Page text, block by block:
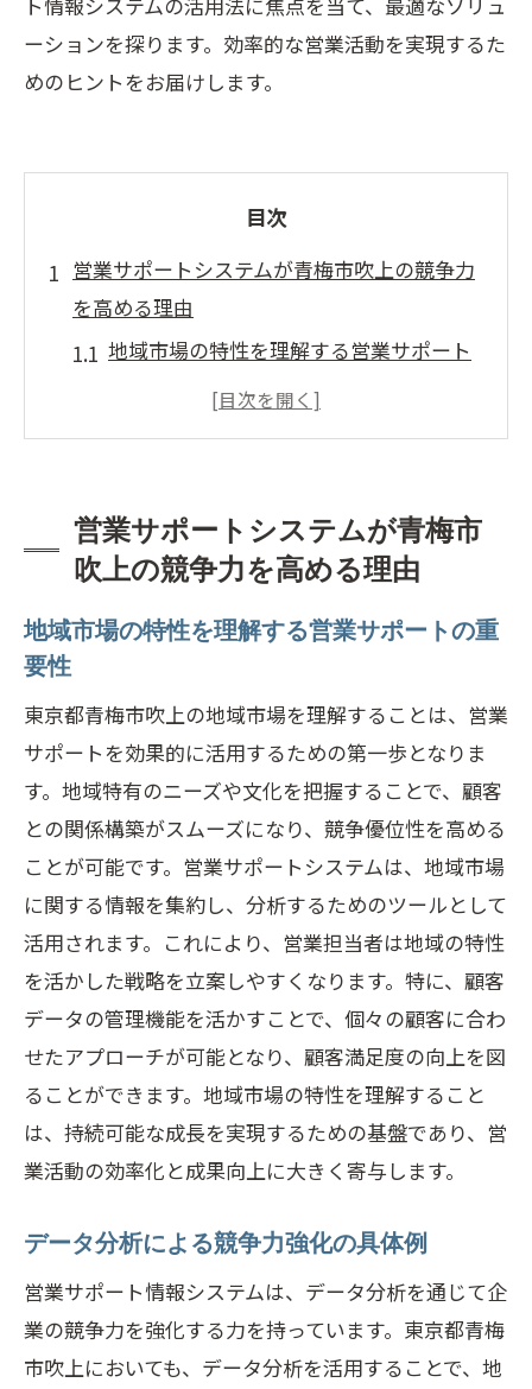
ーションを探ります。効率的な営業活動を実現するた
めのヒントをお届けします。
目次
営業サポートシステムが青梅市吹上の競争力
を高める理由
地域市場の特性を理解する営業サポート
データ分析による競争力強化の具体例
る方法
迅速な意思決定を支える情報システムの
役割
顧客ニーズに応える営業サポート戦略
テムの導入
顧客情報管理を最適化する営業サポートの活
用術
効率的な顧客データの収集と管理
CRMシステムを活用した顧客関係の深化
顧客満足度向上のための情報活用法
セグメンテーション戦略によるターゲッ
ト強化
最新技術を用いた顧客情報の保護と活用
営業サポートによるパーソナライズドサ
ービスの展開
青梅市吹上で営業サポートがもたらすコミュ
社内外の連携を強化するコミュニケーシ
ョンツール
リアルタイム情報共有で顧客対応を迅速
化
営業サポートシステムが青梅市
吹上の競争力を高める理由
地域市場の特性を理解する営業サポートの重
要性
東京都青梅市吹上の地域市場を理解することは、営業
サポートを効果的に活用するための第一歩となりま
す。地域特有のニーズや文化を把握することで、顧客
との関係構築がスムーズになり、競争優位性を高める
ことが可能です。営業サポートシステムは、地域市場
に関する情報を集約し、分析するためのツールとして
活用されます。これにより、営業担当者は地域の特性
を活かした戦略を立案しやすくなります。特に、顧客
データの管理機能を活かすことで、個々の顧客に合わ
せたアプローチが可能となり、顧客満足度の向上を図
ることができます。地域市場の特性を理解すること
は、持続可能な成長を実現するための基盤であり、営
業活動の効率化と成果向上に大きく寄与します。
データ分析による競争力強化の具体例
営業サポート情報システムは、データ分析を通じて企
業の競争力を強化する力を持っています。東京都青梅
市吹上においても、データ分析を活用することで、地